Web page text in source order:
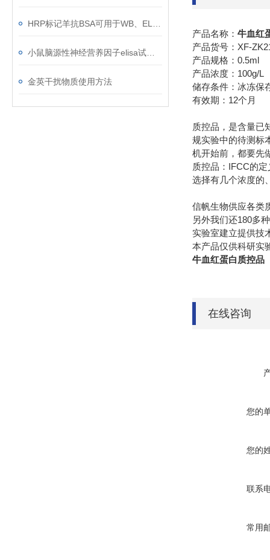
金英干扰物质使用方法
产品名称： 牛血红
产品货号：XF-
产品规格：0.5ml
产品浓度：100g/L
储存条件：冰冻保
有效期：12个月
质控品，是含量已
规实验中的待测标
机开始前，都要先
质控品：IFCC的
选择有几个浓度的
信帆生物供应各类
另外我们还180多
实验室建立提供技
本产品仅供科研实
牛血红蛋白质控品
在线咨询
您的
您的
联系
常用